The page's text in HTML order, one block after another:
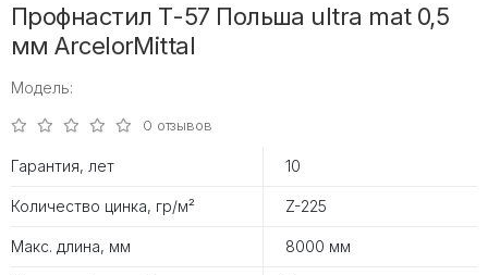
Профнастил Т-57 Польша ultra mat 0,5
мм ArcelorMittal
Модель:
0 отзывов
Гарантия, лет 10
Количество цинка, гр/м² Z-225
Макс. длина, мм 8000 мм